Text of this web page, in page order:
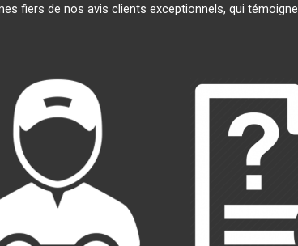
fiers de nos avis clients exceptionnels, qui